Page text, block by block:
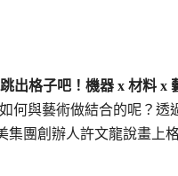
跳出格子吧！機器 x 材料 x
何與藝術做結合的呢？透
團創辦人許文龍說畫上